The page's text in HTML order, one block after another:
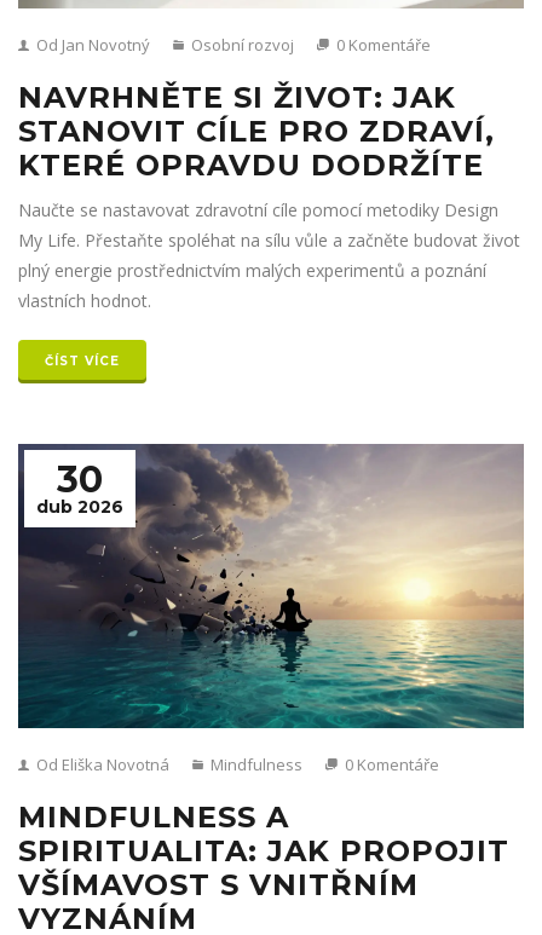
Od Jan Novotný Osobní rozvoj 0 Komentáře
NAVRHNĚTE SI ŽIVOT: JAK
STANOVIT CÍLE PRO ZDRAVÍ,
KTERÉ OPRAVDU DODRŽÍTE
Naučte se nastavovat zdravotní cíle pomocí metodiky Design
My Life. Přestaňte spoléhat na sílu vůle a začněte budovat život
plný energie prostřednictvím malých experimentů a poznání
vlastních hodnot.
ČÍST VÍCE
30
dub 2026
Od Eliška Novotná Mindfulness 0 Komentáře
MINDFULNESS A
SPIRITUALITA: JAK PROPOJIT
VŠÍMAVOST S VNITŘNÍM
VYZNÁNÍM